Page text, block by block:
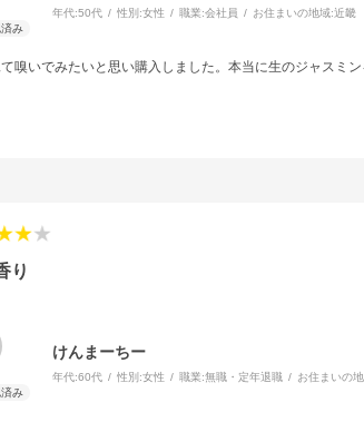
年代:50代 性別:女性 職業:会社員 お住まいの地域:近畿
嗅いでみたいと思い購入しました。本当に生のジャスミ
り
けんまーちー
年代:60代 性別:女性 職業:無職・定年退職 お住まいの